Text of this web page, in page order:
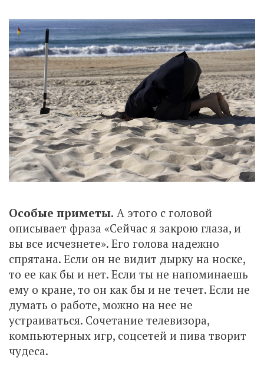
Особые приметы. А этого с головой
описывает фраза «Сейчас я закрою глаза, и
вы все исчезнете». Его голова надежно
спрятана. Если он не видит дырку на носке,
то ее как бы и нет. Если ты не напоминаешь
ему о кране, то он как бы и не течет. Если не
думать о работе, можно на нее не
устраиваться. Сочетание телевизора,
компьютерных игр, соцсетей и пива творит
чудеса.